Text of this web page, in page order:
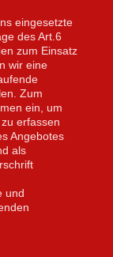
eingesetzte
des Art.6
zum Einsatz
wir eine
Zum
ein, um
erfassen
Angebotes
als
und